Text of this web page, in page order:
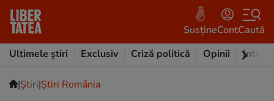
SusțineContCaută
Ultimele știri
Exclusiv Criză politică Opinii
|Ştiri|Știri România